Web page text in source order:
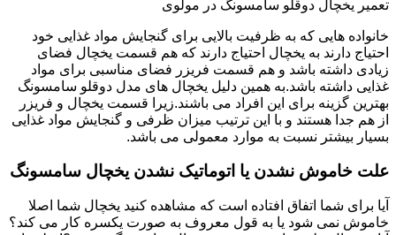
تعمیر یخچال دوقلو سامسونگ در مولوی
خانواده هایی که به ظرفیت بالایی برای گنجایش مواد غذایی خود
احتیاج دارند به یخچال احتیاج دارند که هم قسمت یخچال فضای
زیادی داشته باشد و هم قسمت فریزر فضای مناسبی برای مواد
غذایی داشته باشد.به همین دلیل یخچال های مدل دوقلو سامسونگ
بهترین گزینه برای این افراد می باشند.زیرا قسمت یخچال و فریزر
از هم جدا هستند و با این ترتیب میزان ظرفی و گنجایش مواد غذایی
بسیار بیشتر نسبت به موارد معمولی می باشد.
علت خاموش نشدن یا اتوماتیک نشدن یخچال سامسونگ
آیا برای شما اتفاق افتاده است که مشاهده کنید یخچال شما اصلا
خاموش نمی شود یا به قول معروف به صورت یکسره کار می کند؟